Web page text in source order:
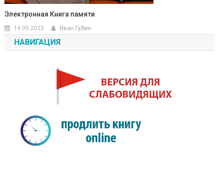
Электронная Книга памяти
19.05.2022 Иван Губин
НАВИГАЦИЯ